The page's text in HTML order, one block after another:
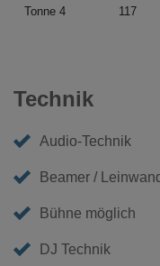
Tonne 4 117
Technik
Audio-Technik
Beamer /
Bühne möglich
DJ Technik